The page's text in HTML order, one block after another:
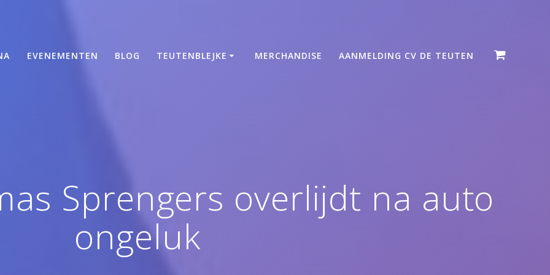
EVENEMENTEN BLOG TEUTENBLEJKE MERCHANDISE AANMELDING CV DE TEUTEN
Sprengers overlijdt na auto
ongeluk